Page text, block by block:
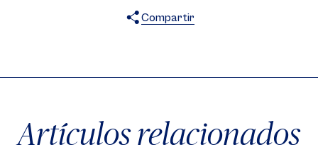
Compartir
Artículos relacionados